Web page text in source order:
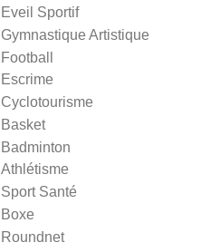
Eveil Sportif
Gymnastique Artistique
Football
Escrime
Cyclotourisme
Basket
Badminton
Athlétisme
Sport Santé
Boxe
Roundnet